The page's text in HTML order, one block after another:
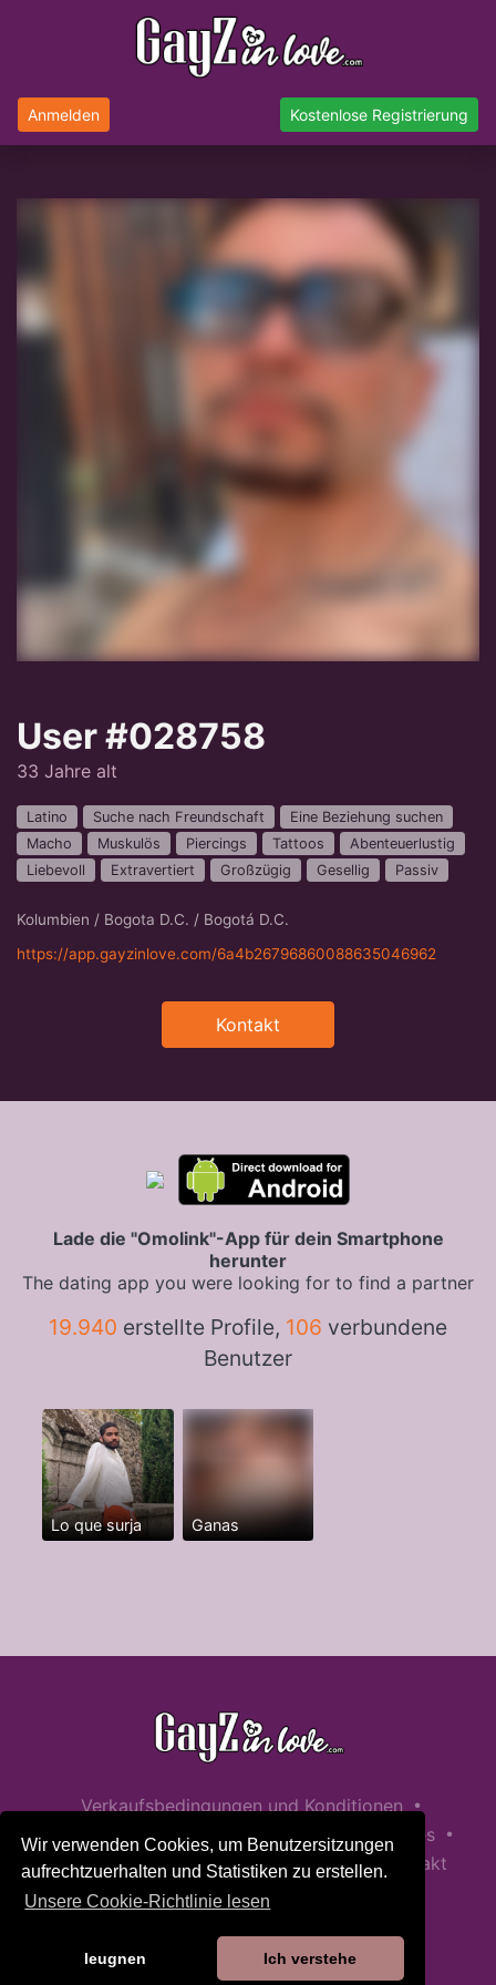
Wir verwenden Cookies, um Benutzersitzungen
aufrechtzuerhalten und Statistiken zu erstellen.
Unsere Cookie-Richtlinie lesen
leugnen Ich verstehe
Anmelden Kostenlose Registrierung
User #028758
33 Jahre alt
Latino Suche nach Freundschaft
Eine Beziehung suchen
Macho
Muskulös Piercings Tattoos
Abenteuerlustig
Liebevoll
Extravertiert Großzügig Gesellig Passiv
Kolumbien / Bogota D.C. / Bogotá D.C.
https://app.gayzinlove.com/6a4b26796860088635046962
Kontakt
Lade die "Omolink"-App für dein Smartphone
herunter
The dating app you were looking for to find a partner
19.940 erstellte Profile, 106 verbundene
Benutzer
Lo que surja Ganas
Verkaufsbedingungen und Konditionen •
Datenschutzerklärung Richtlinie zu Cookies •
Richtlinie zur Kindersicherheit Hilfe / Kontakt